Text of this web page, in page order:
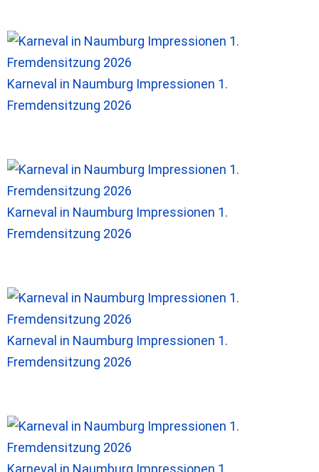
Karneval in Naumburg Impressionen 1.
Fremdensitzung 2026
Karneval in Naumburg Impressionen 1.
Fremdensitzung 2026
Karneval in Naumburg Impressionen 1.
Fremdensitzung 2026
Karneval in Naumburg Impressionen 1.